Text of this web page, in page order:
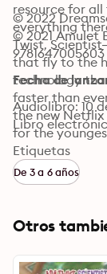
resource for all
everything
Twist,
that fly to the
technology
faster than
the new Netflix
for the
© 2022
© 2021 Amulet
9781647005603
Fecha de
Audiolibro: 10
Libro
Etiquetas
De 3 a 6 años
Otros